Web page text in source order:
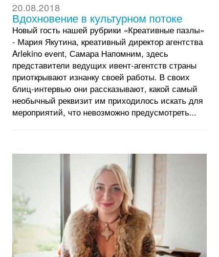
20.08.2018
Вдохновение в культурном потоке
Новый гость нашей рубрики «Креативные пазлы»
- Мария Якутина, креативный директор агентства
Arlekino event, Самара Напомним, здесь
представители ведущих ивент-агентств страны
приоткрывают изнанку своей работы. В своих
блиц-интервью они рассказывают, какой самый
необычный реквизит им приходилось искать для
мероприятий, что невозможно предусмотреть...